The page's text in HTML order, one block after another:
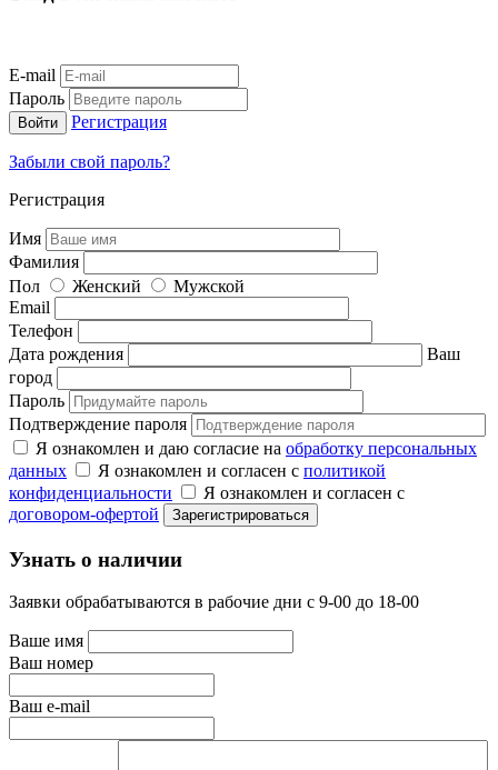
E-mail
Пароль
Регистрация
Забыли свой пароль?
Регистрация
Имя
Фамилия
Пол
Женский
Мужской
Email
Телефон
Дата рождения
Ваш
город
Пароль
Подтверждение пароля
Я ознакомлен и даю согласие на обработку персональных
данных
Я ознакомлен и согласен с политикой
конфиденциальности
Я ознакомлен и согласен с
договором-офертой
Узнать о наличии
Заявки обрабатываются в рабочие дни с 9-00 до 18-00
Ваше имя
Ваш номер
Ваш e-mail